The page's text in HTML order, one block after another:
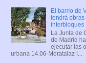
El barrio de
tendrá
interbloques
La Junta de
de Madrid
ejecutar las
urbana 14.06-Moratalaz I...